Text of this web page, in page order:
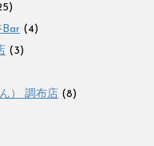
Bar (4)
(3)
） 調布店 (8)